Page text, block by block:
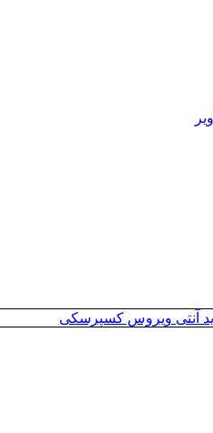
آنتی ویروس کسپرسکی